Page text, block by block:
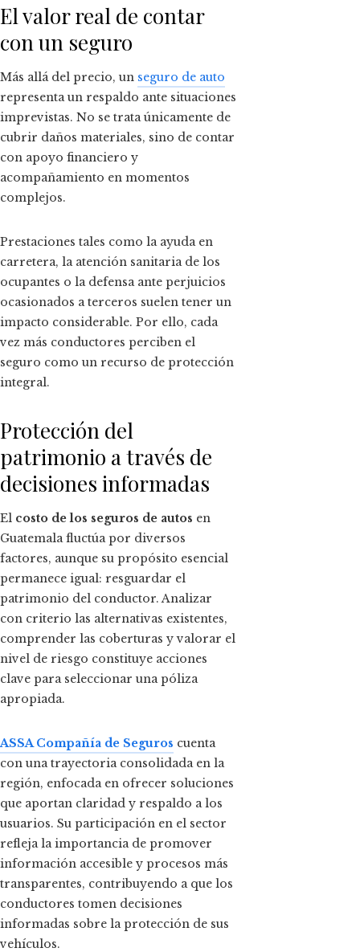
El valor real de contar
con un seguro
Más allá del precio, un seguro de auto
representa un respaldo ante situaciones
imprevistas. No se trata únicamente de
cubrir daños materiales, sino de contar
con apoyo financiero y
acompañamiento en momentos
complejos.
Prestaciones tales como la ayuda en
carretera, la atención sanitaria de los
ocupantes o la defensa ante perjuicios
ocasionados a terceros suelen tener un
impacto considerable. Por ello, cada
vez más conductores perciben el
seguro como un recurso de protección
integral.
Protección del
patrimonio a través de
decisiones informadas
El costo de los seguros de autos en
Guatemala fluctúa por diversos
factores, aunque su propósito esencial
permanece igual: resguardar el
patrimonio del conductor. Analizar
con criterio las alternativas existentes,
comprender las coberturas y valorar el
nivel de riesgo constituye acciones
clave para seleccionar una póliza
apropiada.
ASSA Compañía de Seguros cuenta
con una trayectoria consolidada en la
región, enfocada en ofrecer soluciones
que aportan claridad y respaldo a los
usuarios. Su participación en el sector
refleja la importancia de promover
información accesible y procesos más
transparentes, contribuyendo a que los
conductores tomen decisiones
informadas sobre la protección de sus
vehículos.